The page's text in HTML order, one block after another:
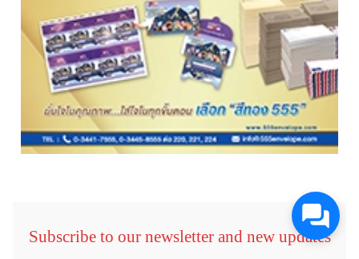
Subscribe to our newsletter and new updates